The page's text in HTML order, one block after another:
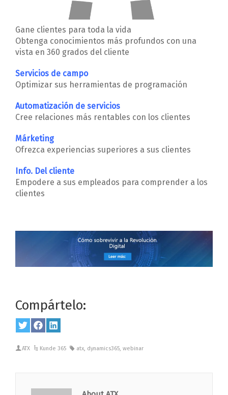
Gane clientes para toda la vida
Obtenga conocimientos más profundos con una
vista en 360 grados del cliente
Servicios de campo
Optimizar sus herramientas de programación
Automatización de servicios
Cree relaciones más rentables con los clientes
Márketing
Ofrezca experiencias superiores a sus clientes
Info. Del cliente
Empodere a sus empleados para comprender a los
clientes
Compártelo:
Share
Twitter
Share
Facebook
Share
LinkedIn
ATX Kunde 365 atx, dynamics365, webinar